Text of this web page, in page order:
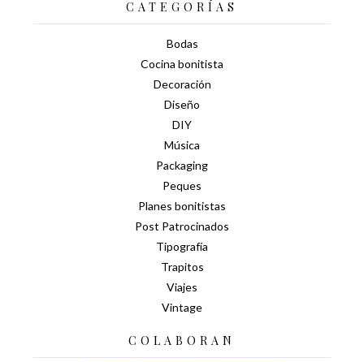
CATEGORÍAS
Bodas
Cocina bonitista
Decoración
Diseño
DIY
Música
Packaging
Peques
Planes bonitistas
Post Patrocinados
Tipografía
Trapitos
Viajes
Vintage
COLABORAN